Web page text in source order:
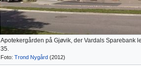
Apotekergården på Gjøvik, der Vardals Sparebank
35.
Foto: Trond Nygård (2012)